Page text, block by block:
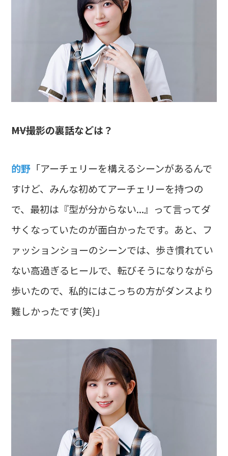
――MV撮影の裏話などは？
的野 「アーチェリーを構えるシーンがあるんで
すけど、みんな初めてアーチェリーを持つの
で、最初は『型が分からない...』って言ってダ
サくなっていたのが面白かったです。あと、フ
ァッションショーのシーンでは、歩き慣れてい
ない高過ぎるヒールで、転びそうになりながら
歩いたので、私的にはこっちの方がダンスより
難しかったです(笑)」